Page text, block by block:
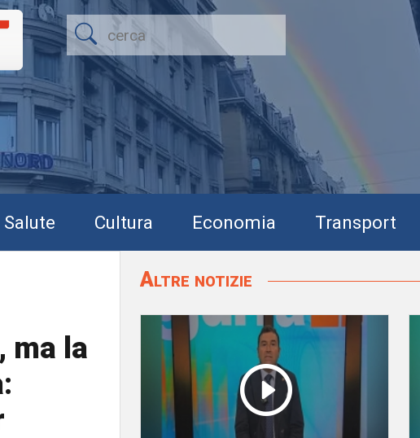
Salute Cultura Economia Transport
ma la
Altre notizie